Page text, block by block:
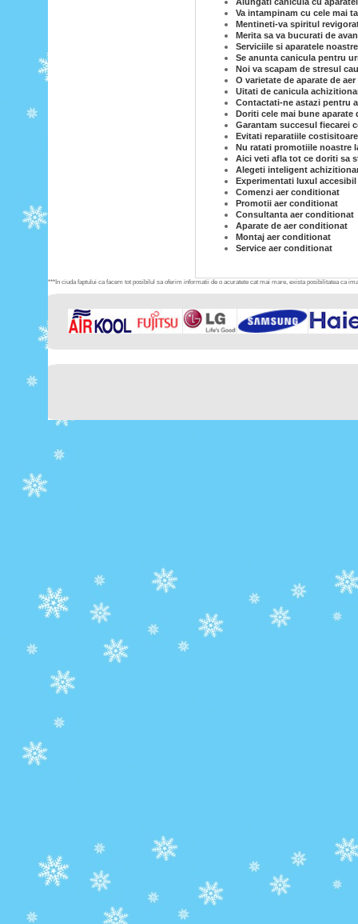
Va intampinam cu cele mai
Mentineti-va spiritul
Merita sa va bucurati de
Serviciile si aparatele
Se anunta canicula pentru
Noi va scapam de stresul
O varietate de aparate de
Uitati de canicula
Contactati-ne astazi pentru
Doriti cele mai bune
Garantam succesul fiecarei
Evitati reparatiile
Nu ratati promotiile noastre
Aici veti afla tot ce doriti sa
Alegeti inteligent
Experimentati luxul
Comenzi aer conditionat
Promotii aer conditionat
Consultanta aer conditionat
Aparate de aer conditionat
Montaj aer conditionat
Service aer conditionat
***In ciuda faptului ca facem tot posibilul sa oferim informatii de o acuratete cat mai mare, exista posibilitatea ca